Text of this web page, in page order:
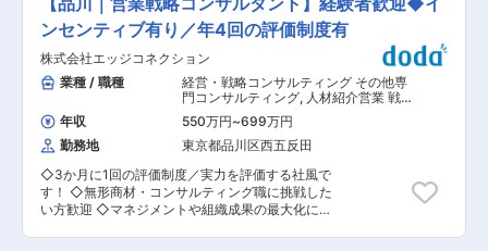
管理・徹底 (健康経営優良法人・ホワイト500に
選出) 変更の範囲：会社の定める業務
支援 自社のマーケティング活動の戦略策定〜コン
テンツ制作〜施策実行〜分析 ■入社後の流れ 研
修後各プロジェクトに配属され、OJT研修があり
ます。 ■組織構成： 現在15名程度（平均30代）
週2在宅を導入しています※入社3ヶ月はオフィス
ケティングコンサルタントやグローバルプロジェ
クトマネージャーなど、様々なキャリアパスが可
能です。 社員の記事：https://www.talent-
book.jp/marketone/stories/54446 キャリア例：
https://www.talent-book.jp/marketone 【取引実
績】 富士通、JFEスチール、三菱電機、Adobe、
の範囲：会社の定める業務
プランニング業務を担当。 官公庁・各種団体の課
題に応じて、広報・PRコンサルティングをはじ
め、戦略立案、広告・プロモーション施策の企
画・実施までを一貫して支援します。また、国内
外への情報発信（インバウンド領域を含む）の企
画立案・実施や、ソーシャルメディアを含む各種
メディアを活用した広報・広告施策の企画・運用
など、広報・PRに関連する幅広い業務にも携わっ
ていただきます。 【変更の範囲：無】 ■魅力 電
通Gならではスケールメリット：社会課題解決に
直結する案件が多いため、より良い社会を作るた
めに影響力をもった仕事ができます。また国際的
なイベントの実施・運営やグローバル企業のマー
ケティングからコーポレートブランディングま
ンセンティブ有り／年4回の評価制度有
株式会社エッジコネクション
業種 / 職種
経営・戦略コンサルティング その他専
門コンサルティング, 人材紹介営業 戦
略・経営コンサルタント
年収 550万円~699万円
勤務地
東京都品川区西五反田
◇3か月に1回の評価制度／実力を評価する社風で
す！ ◇無形商材・コンサルティング職に挑戦した
い方歓迎 ◇マネジメントや組織成果の最大化にも